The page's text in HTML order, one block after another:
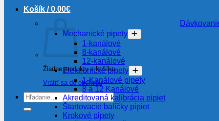
Košík /0.00€
Žiadne produkty v košíku.
Vrátiť sa do obchodu
Hľadať:
Mechanické pipety
1-kanálové
8-kanálové
12-kanálové
Elektronické pipety
1-Kanálové pipety
8 a 12 Kanálové
Akreditovaná kalibrácia pipiet
Štartovacie balíčky pipiet
Krokové pipety